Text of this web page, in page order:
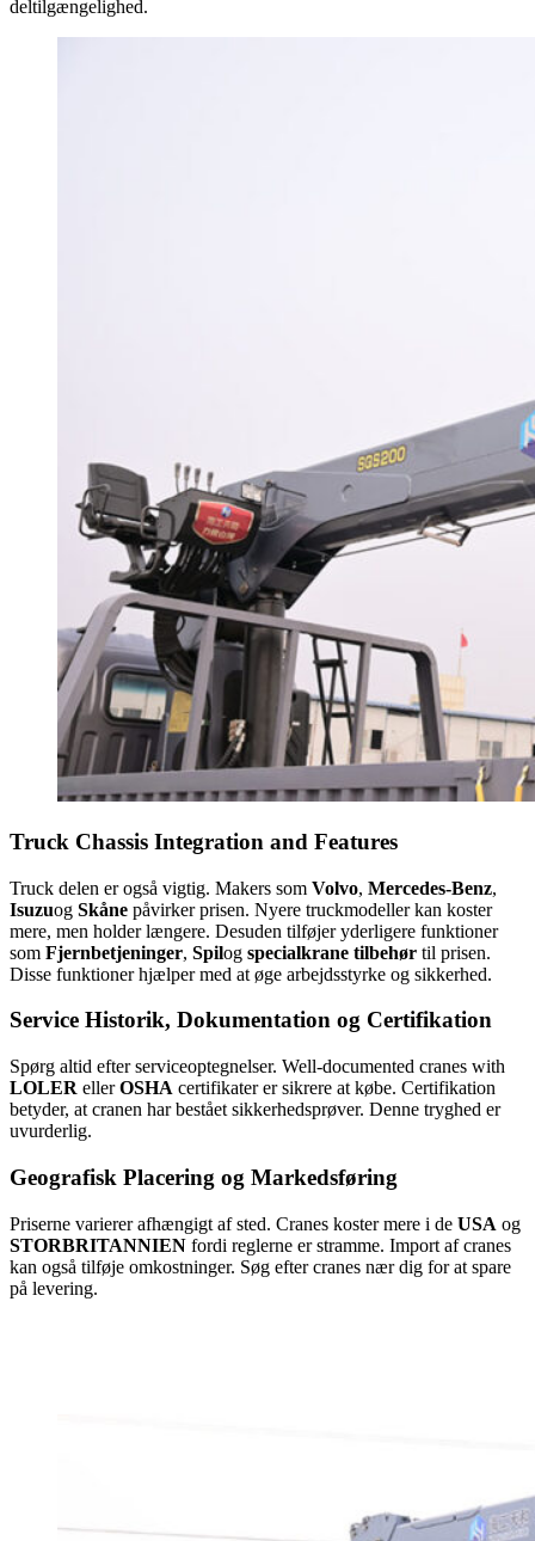
deltilgængelighed.
Truck Chassis Integration and Features
Truck delen er også vigtig. Makers som Volvo, Mercedes-Benz,
Isuzuog Skåne påvirker prisen. Nyere truckmodeller kan koster
mere, men holder længere. Desuden tilføjer yderligere funktioner
som Fjernbetjeninger, Spilog specialkrane tilbehør til prisen.
Disse funktioner hjælper med at øge arbejdsstyrke og sikkerhed.
Service Historik, Dokumentation og Certifikation
Spørg altid efter serviceoptegnelser. Well-documented cranes with
LOLER ellerOSHA certifikater er sikrere at købe. Certifikation
betyder, at cranen har bestået sikkerhedsprøver. Denne tryghed er
uvurderlig.
Geografisk Placering og Markedsføring
Priserne varierer afhængigt af sted. Cranes koster mere i de USA og
STORBRITANNIEN fordi reglerne er stramme. Import af cranes
kan også tilføje omkostninger. Søg efter cranes nær dig for at spare
på levering.